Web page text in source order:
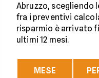
Abruzzo, scegliendo
fra i preventivi
risparmio è arrivato
ultimi 12 mesi.
MESE